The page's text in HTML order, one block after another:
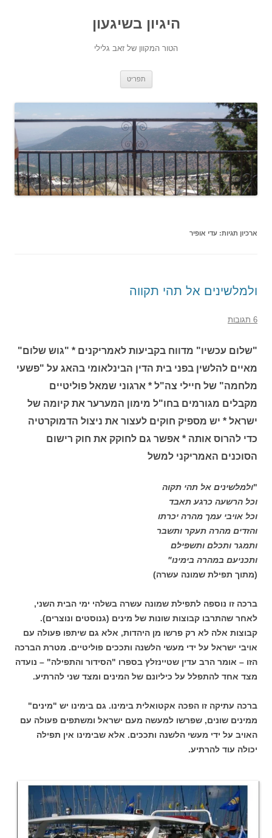
היגיון בשיגעון
הטור המקוון של זאב גלילי
תפריט
ארכיון תגיות: עדי אופיר
ולמלשינים אל תהי תקווה
6 תגובות
"שלום עכשיו" מדווח בקביעות לאמריקנים * "גוש שלום"
מאיים להלשין בפני בית הדין הבינלאומי בהאג על "פשעי
מלחמה" של חיילי צה"ל * ארגוני שמאל פוליטיים
מקבלים מגורמים בחו"ל מימון המערער את קיומה של
ישראל * יש מספיק חוקים לעצור את ניצול הדמוקרטיה
כדי להרוס אותה * אפשר גם לחוקק את חוק רישום
הסוכנים האמריקני למשל
"ולמלשינים אל תהי תקוה
וכל הרשעה כרגע תאבד
וכל אויבי עמך מהרה יכרתו
והזדים מהרה תעקר ותשבר
ותמגר ותכלם ותשפילם
ותכניעם במהרה בימינו"
(מתוך תפילת שמונה עשרה)
ברכה זו נוספה לתפילת שמונה עשרה בשלהי ימי הבית השני,
לאחר שהתרבו קבוצות שונות של מינים (גנוסטים ונוצרים).
קבוצות אלה לא רק פרשו מן היהדות, אלא גם שיתפו פעולה עם
אויבי ישראל על ידי מעשי הלשנה ותככים פוליטיים. מטרת הברכה
הזו – אומר הרב עדין שטיינזלץ בספרו "הסידור והתפילה" – נועדה
מצד אחד להתפלל על כיליונם של המינים ומצד שני להרתיע.
ברכה עתיקה זו הפכה אקטואלית בימינו. גם בימינו יש "מינים"
ממינים שונים, שפרשו למעשה מעם ישראל ומשתפים פעולה עם
האויב על ידי מעשי הלשנה ותככים. אלא שבימינו אין תפילה
יכולה עוד להרתיע.